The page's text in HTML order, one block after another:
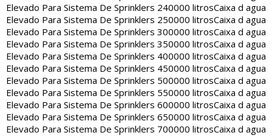
Elevado Para Sistema De Sprinklers 240000 litrosCaixa d agua
Elevado Para Sistema De Sprinklers 250000 litrosCaixa d agua
Elevado Para Sistema De Sprinklers 300000 litrosCaixa d agua
Elevado Para Sistema De Sprinklers 350000 litrosCaixa d agua
Elevado Para Sistema De Sprinklers 400000 litrosCaixa d agua
Elevado Para Sistema De Sprinklers 450000 litrosCaixa d agua
Elevado Para Sistema De Sprinklers 500000 litrosCaixa d agua
Elevado Para Sistema De Sprinklers 550000 litrosCaixa d agua
Elevado Para Sistema De Sprinklers 600000 litrosCaixa d agua
Elevado Para Sistema De Sprinklers 650000 litrosCaixa d agua
Elevado Para Sistema De Sprinklers 700000 litrosCaixa d agua